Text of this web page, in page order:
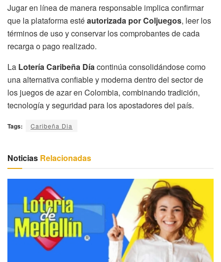
Jugar en línea de manera responsable implica confirmar
que la plataforma estéautorizada por Coljuegos, leer los
términos de uso y conservar los comprobantes de cada
recarga o pago realizado.
La Lotería Caribeña Díacontinúa consolidándose como
una alternativa confiable y moderna dentro del sector de
los juegos de azar en Colombia, combinando tradición,
tecnología y seguridad para los apostadores del país.
Tags: Caribeña Dia
Noticias Relacionadas